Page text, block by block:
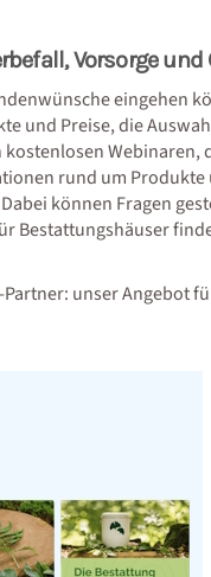
Vorsorge und
eingehen
und Preise, die
Webinaren,
rund um Produkte
können Fragen
Bestattungshäuser
unser Angebot